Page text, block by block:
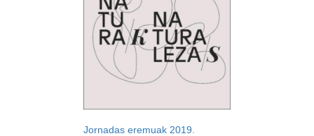
Jornadas eremuak 2019.